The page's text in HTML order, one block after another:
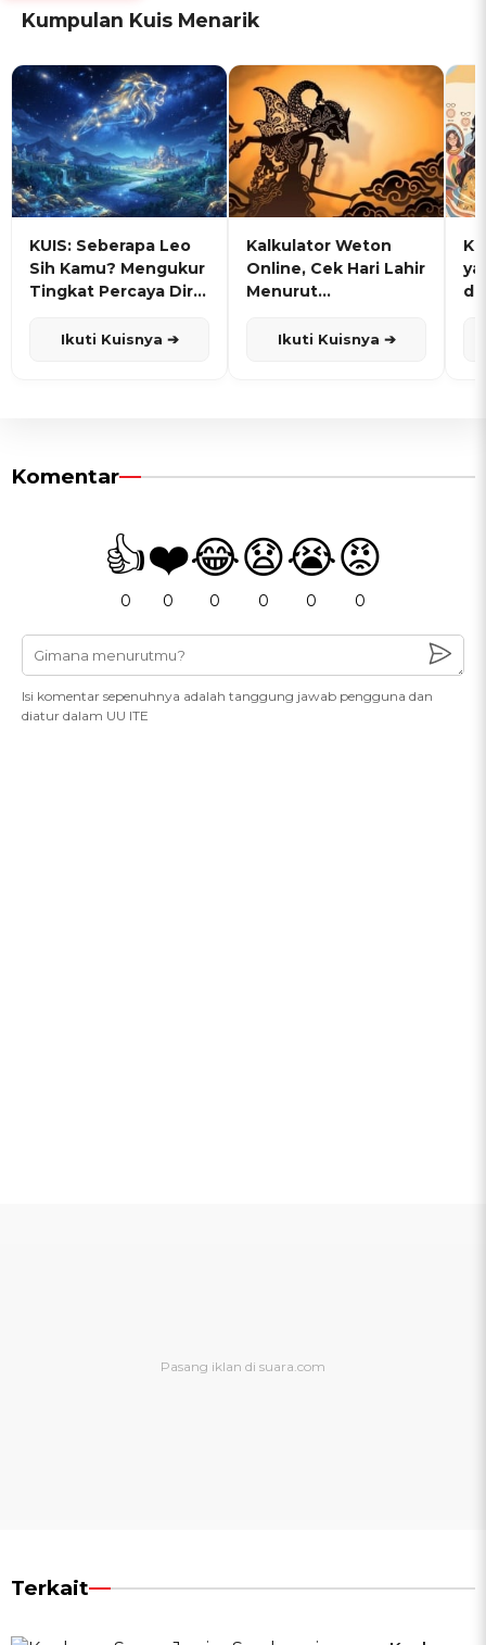
Kumpulan Kuis Menarik
KUIS: Seberapa Leo
Sih Kamu? Mengukur
Tingkat Percaya Diri
Ikuti Kuisnya ➔
Kalkulator Weton
Online, Cek Hari Lahir
Menurut
Ikuti Kuisnya ➔
Komentar
👍
0
❤️
0
😂
0
😧
0
😭
0
😡
0
Isi komentar sepenuhnya adalah tanggung jawab pengguna dan
diatur dalam UU ITE
Terkait